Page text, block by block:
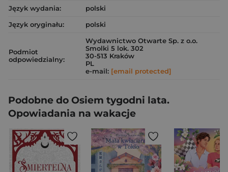
Język wydania:
polski
Język oryginału:
polski
Podmiot
odpowiedzialny:
Wydawnictwo Otwarte Sp. z o.o.
Smolki 5 lok. 302
30-513 Kraków
PL
e-mail: [email protected]
Podobne do Osiem tygodni lata.
Opowiadania na wakacje